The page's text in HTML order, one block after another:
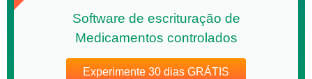
Software de escrituração de
Medicamentos controlados
Experimente 30 dias GRÁTIS